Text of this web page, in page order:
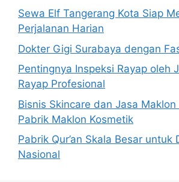
Sewa Elf Tangerang Kota Siap
Perjalanan Harian
Dokter Gigi Surabaya dengan
Pentingnya Inspeksi Rayap oleh
Rayap Profesional
Bisnis Skincare dan Jasa
Pabrik Maklon Kosmetik
Pabrik Qur’an Skala Besar untuk
Nasional